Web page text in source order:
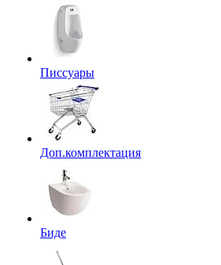
Писсуары
Доп.комплектация
Биде